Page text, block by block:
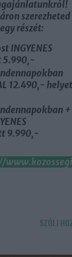
szerezheted
részét:
INGYENES
5.990,-
12.490,-
+
9.990,-
SZÓLJ